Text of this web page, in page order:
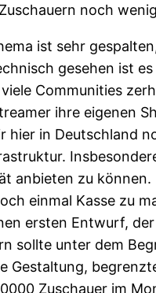
noch
ist sehr
gesehen ist
Communities
ihre eigenen
hier in Deutschland
anbieten zu
einmal Kasse zu
ersten Entwurf,
sollte unter dem
Gestaltung,
Zuschauer im